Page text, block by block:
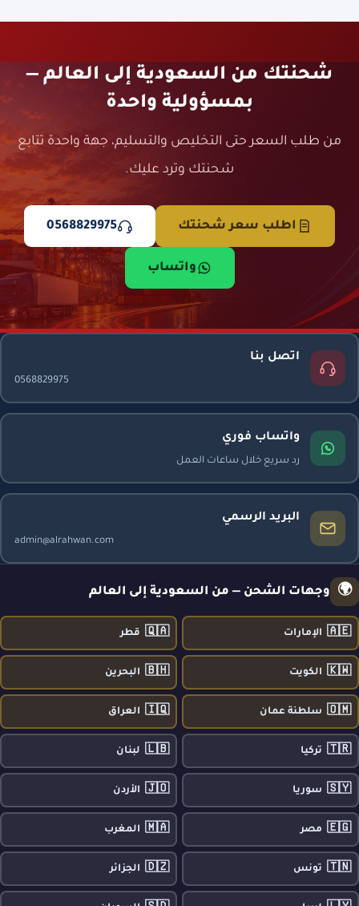
شحنتك من السعودية إلى العالم —
بمسؤولية واحدة
من طلب السعر حتى التخليص والتسليم، جهة واحدة تتابع
شحنتك وترد عليك.
اطلب سعر شحنتك 0568829975
واتساب
اتصل بنا
0568829975
واتساب فوري
رد سريع خلال ساعات العمل
البريد الرسمي
admin@alrahwan.com
🌍 وجهات الشحن — من السعودية إلى العالم
🇦🇪 الإمارات 🇶🇦 قطر
🇰🇼 الكويت 🇧🇭 البحرين
🇴🇲 سلطنة عمان 🇮🇶 العراق
🇹🇷 تركيا 🇱🇧 لبنان
🇸🇾 سوريا 🇯🇴 الأردن
🇪🇬 مصر 🇲🇦 المغرب
🇹🇳 تونس 🇩🇿 الجزائر